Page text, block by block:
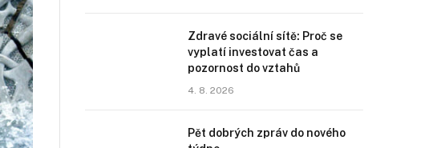
Zdravé sociální sítě: Proč se
vyplatí investovat čas a
pozornost do vztahů
4. 8. 2026
Pět dobrých zpráv do nového